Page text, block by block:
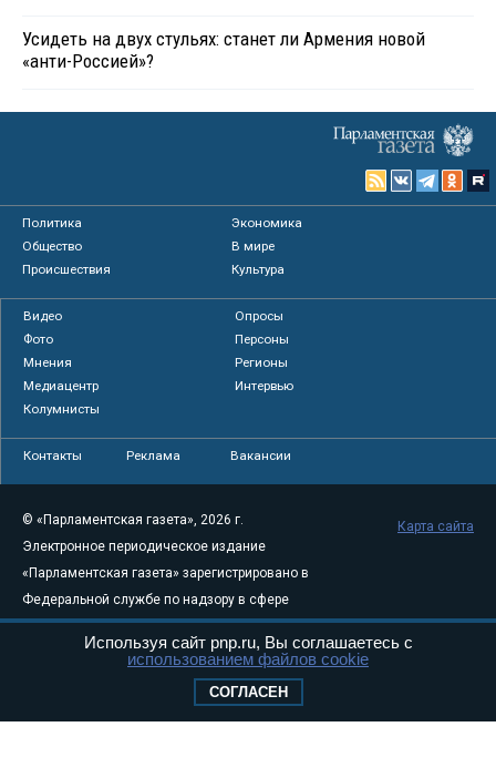
Усидеть на двух стульях: станет ли Армения новой
«анти-Россией»?
Политика
Экономика
Общество
В мире
Происшествия
Культура
Видео
Опросы
Фото
Персоны
Мнения
Регионы
Медиацентр
Интервью
Колумнисты
Контакты Реклама Вакансии
© «Парламентская газета», 2026 г.
Электронное периодическое издание
«Парламентская газета» зарегистрировано в
Федеральной службе по надзору в сфере
связи, информационных технологий и
массовых коммуникаций (Роскомнадзор) 05
Свидетельство о регистрации Эл № ФС77-
Карта сайта
Используя сайт pnp.ru, Вы соглашаетесь с
использованием файлов cookie
СОГЛАСЕН